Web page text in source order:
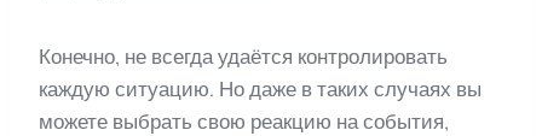
Конечно, не всегда удаётся контролировать
каждую ситуацию. Но даже в таких случаях вы
можете выбрать свою реакцию на события,